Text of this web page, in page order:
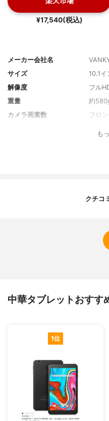
¥17,540(税込)
メーカー会社名
サイズ
10.1イ
解像度
フル
重量
約
カメラ画素数
フロ
も
クチコ
中華タブレットおすす
1位